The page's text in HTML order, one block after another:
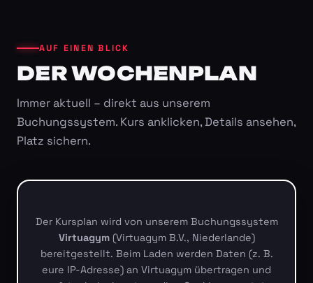
AUF EINEN BLICK
DER WOCHENPLAN
Immer aktuell – direkt aus unserem
Buchungssystem. Kurs anklicken, Details ansehen,
Platz sichern.
Der Kursplan wird von unserem Buchungssystem
Virtuagym(Virtuagym B.V., Niederlande)
bereitgestellt. Beim Laden werden Daten (z. B.
eure IP-Adresse) an Virtuagym übertragen und